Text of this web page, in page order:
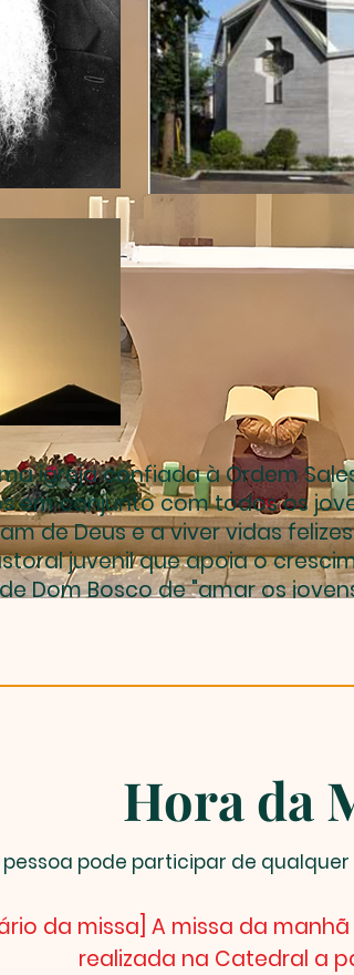
igreja confiada à Ordem
em conjunto com todos os
de Deus e a viver vidas
juvenil que apoia o
Dom Bosco de "amar os
Hora da
pode participar de
da missa] A missa da
realizada na Catedral a